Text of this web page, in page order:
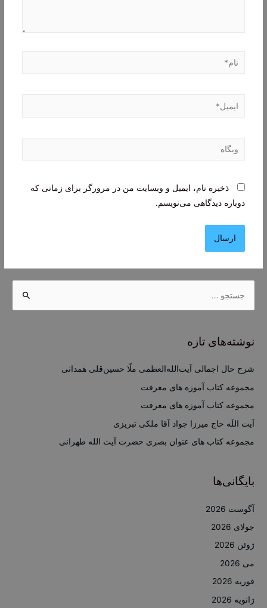
نام*
ایمیل*
وبگاه
ذخیره نام، ایمیل و وبسایت من در مرورگر برای زمانی که
دوباره دیدگاهی می‌نویسم.
ب
نوشته‌های تازه
شرح حال اجمالی آیت‌الله‌العظمی ملّا حسین‌قلی همدانی
مجموعه کتاب آموزه های معرفت
مجموعه کتاب آموزه های معرفت
آیت اللَه حاج میرزا جواد آقا ملکی تبریزی
مجموعه کتاب های عنوان بصری حضرت آیت الله طهرانی
بایگانی‌ها
آگوست 2026
جولای 2026
ژوئن 2026
می 2026
فوریه 2026
ژانویه 2026